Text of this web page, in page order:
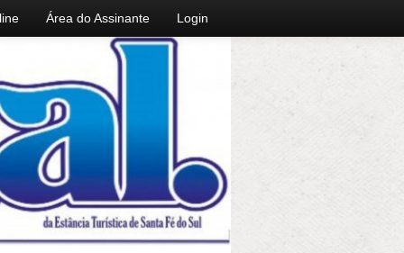
Área do Assinante Login